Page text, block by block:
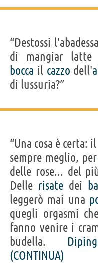
“Destossi
di mangiar latte
bocca il cazzo dell'
di lussuria?”
“Una cosa è certa:
sempre meglio, per
delle rose... del
Delle risatedei
leggerò mai una
quegli orgasmi
fanno venire i
budella.
(CONTINUA)